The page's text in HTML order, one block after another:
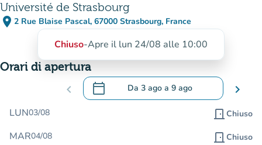
Université de Strasbourg
place 2 Rue Blaise Pascal, 67000 Strasbourg, France
(apri in Google Maps)
(nuova scheda)
Chiuso-Apre il lun 24/08 alle 10:00
Orari di apertura
chevron_left calendar_today Da 3 ago a 9 ago
.Aprire il calendario per modificare le
chevron_right
LUN03/08 door_front Chiuso
MAR04/08 door_front Chiuso